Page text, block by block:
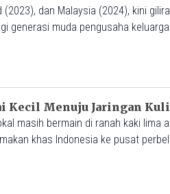
dan Malaysia (2024), kini
generasi muda pengusaha
fase transformasi dan regenerasi,
Kecil Menuju Jaringan
masih bermain di ranah kaki lima
khas Indonesia ke pusat